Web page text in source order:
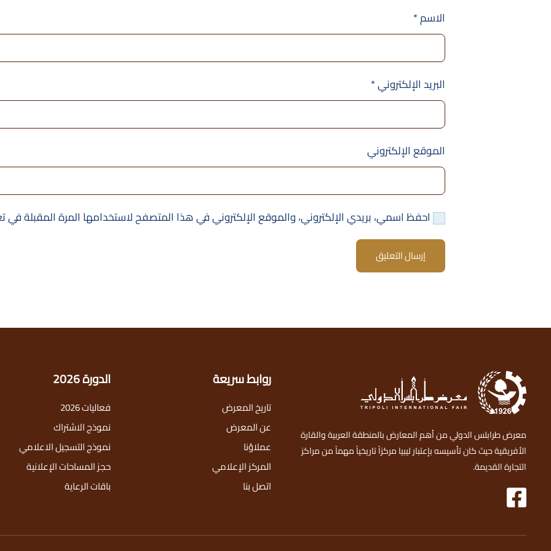
الاسم*
البريد الإلكتروني*
الموقع الإلكتروني
احفظ اسمي، بريدي الإلكتروني، والموقع الإلكتروني في هذا المتصفح لاستخدامها المرة المقبلة في
إرسال التعليق
معرض طرابلس الدولي من أهم المعارض بالمنطقة العربية والقارة
الأفريقية حيث كان تأسيسه بإعتبار ليبيا مركزاً تاريخياً مهماً من مراكز
التجارة القديمة.
روابط سريعة
تاريخ المعرض
عن المعرض
عملاؤنا
المركز الإعلامي
اتصل بنا
الدورة 2026
فعاليات 2026
نموذج الاشتراك
نموذج التسجيل الاعلامي
حجز المساحات الإعلانية
باقات الرعاية